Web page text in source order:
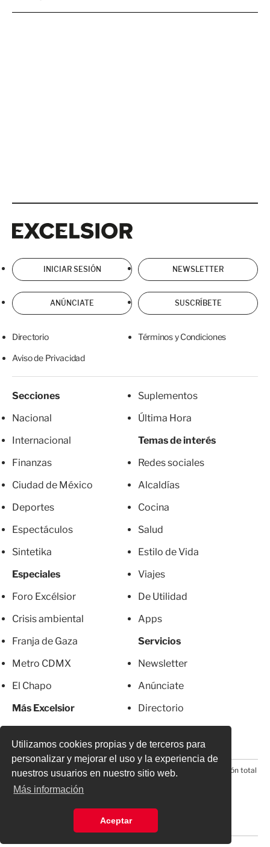
Utilizamos cookies propias y de terceros para
personalizar y mejorar el uso y la experiencia de
nuestros usuarios en nuestro sitio web.
Más información
Aceptar
INICIAR SESIÓN NEWSLETTER
ANÚNCIATE SUSCRÍBETE
Directorio Términos y Condiciones
Aviso de Privacidad
Secciones
Nacional
Internacional
Finanzas
Ciudad de México
Deportes
Espectáculos
Sintetika
Especiales
Foro Excélsior
Crisis ambiental
Franja de Gaza
Metro CDMX
El Chapo
Más Excelsior
Suplementos
Última Hora
Temas de interés
Redes sociales
Alcaldías
Cocina
Salud
Estilo de Vida
Viajes
De Utilidad
Apps
Servicios
Newsletter
Anúnciate
Directorio
© 2026 Todos los derechos reservados. Prohibida la reproducción total
o parcial, incluyendo cualquier medio electrónico*